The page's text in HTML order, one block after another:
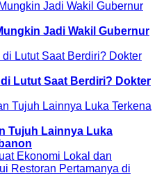
Jadi Wakil Gubernur
di Lutut Saat Berdiri? Dokter
Tujuh Lainnya Luka